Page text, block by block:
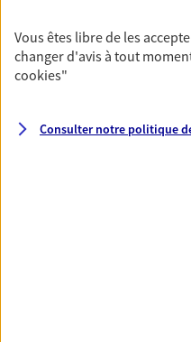
VOIR
N° Orias * (orias.fr) : 16005954
Vous êtes libre de les
changer d'avis à tout
cookies"
Consulter notre politique